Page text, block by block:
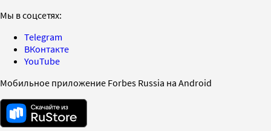
Мы в соцсетях:
Telegram
ВКонтакте
YouTube
Мобильное приложение Forbes Russia на Android